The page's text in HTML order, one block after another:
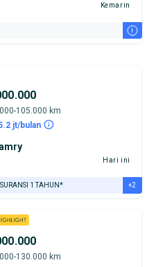
Kemarin
i
105.000 km
jt/bulan
Hari ini
1 TAHUN* +2
130.000 km